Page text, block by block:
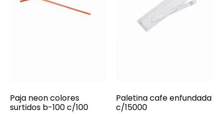
Paja neon colores
surtidos b-100 c/100
Paletina cafe enfundada
c/15000